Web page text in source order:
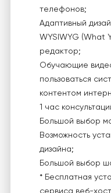
телефонов;
Адаптивный
WYSIWYG (What
редактор;
Обучающие
пользоваться
контентом
1 час
Большой выбор
Возможность
дизайна;
Большой выбор
* Бесплатная
сервиса веб-